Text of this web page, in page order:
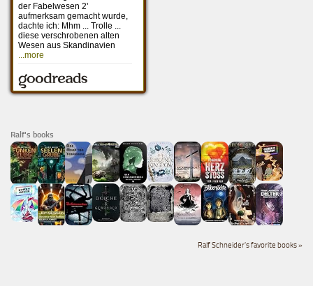
Ralf's books
Ralf Schneider's favorite books »